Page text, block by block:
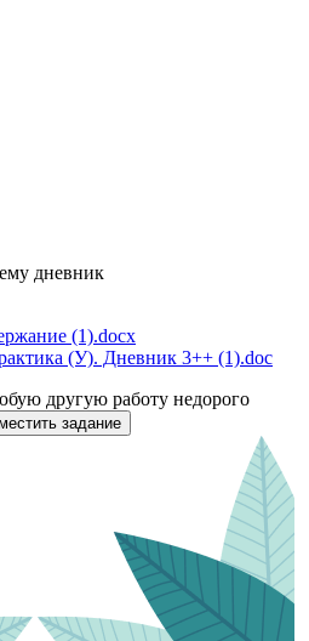
дневник
(1).docx
(У). Дневник 3++ (1).doc
другую работу недорого
задание